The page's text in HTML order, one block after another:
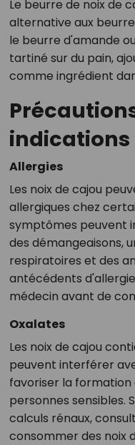
Le beurre de noix de
alternative aux
le beurre d'amande
tartiné sur du pain,
comme ingrédient
indications
Allergies
Les noix de cajou
allergiques chez
symptômes peuvent
des démangeaisons,
respiratoires et des
antécédents
médecin avant de
Oxalates
Les noix de cajou
peuvent interférer
favoriser la formation
personnes sensibles.
calculs rénaux,
consommer des noix